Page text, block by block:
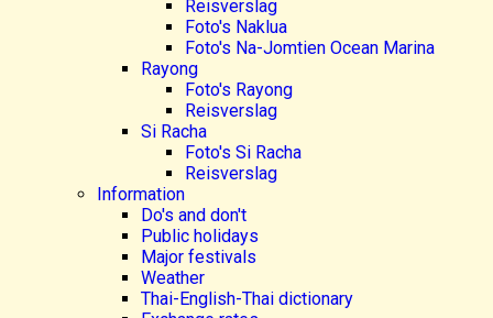
Reisverslag
Foto's Naklua
Foto's Na-Jomtien Ocean Marina
Rayong
Foto's Rayong
Reisverslag
Si Racha
Foto's Si Racha
Reisverslag
Information
Do's and don't
Public holidays
Major festivals
Weather
Thai-English-Thai dictionary